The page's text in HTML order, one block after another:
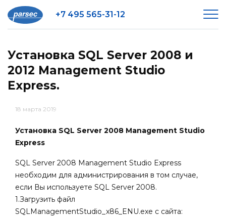
+7 495 565-31-12
Установка SQL Server 2008 и
2012 Management Studio
Express.
18 марта 2019
Установка SQL Server 2008 Management Studio
Express
SQL Server 2008 Management Studio Express
необходим для администрирования в том случае,
если Вы используете SQL Server 2008.
1.Загрузить файл
SQLManagementStudio_x86_ENU.exe с сайта: